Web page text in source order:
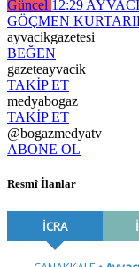
Güncel 12:29
GÖÇMEN
ayvacikgazetesi
BEĞEN
gazeteayvacik
TAKİP ET
medyabogaz
TAKİP ET
@bogazmedyatv
ABONE OL
Resmî İlanlar